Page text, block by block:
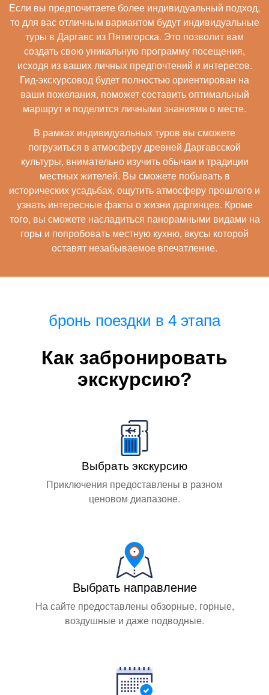
Если вы предпочитаете более индивидуальный подход,
то для вас отличным вариантом будут индивидуальные
туры в Даргавс из Пятигорска. Это позволит вам
создать свою уникальную программу посещения,
исходя из ваших личных предпочтений и интересов.
Гид-экскурсовод будет полностью ориентирован на
ваши пожелания, поможет составить оптимальный
маршрут и поделится личными знаниями о месте.
В рамках индивидуальных туров вы сможете
погрузиться в атмосферу древней Даргавсской
культуры, внимательно изучить обычаи и традиции
местных жителей. Вы сможете побывать в
исторических усадьбах, ощутить атмосферу прошлого и
узнать интересные факты о жизни даргинцев. Кроме
того, вы сможете насладиться панорамными видами на
горы и попробовать местную кухню, вкусы которой
оставят незабываемое впечатление.
бронь поездки в 4 этапа
Как забронировать
экскурсию?
Выбрать экскурсию
Приключения предоставлены в разном
ценовом диапазоне.
Выбрать направление
На сайте предоставлены обзорные, горные,
воздушные и даже подводные.